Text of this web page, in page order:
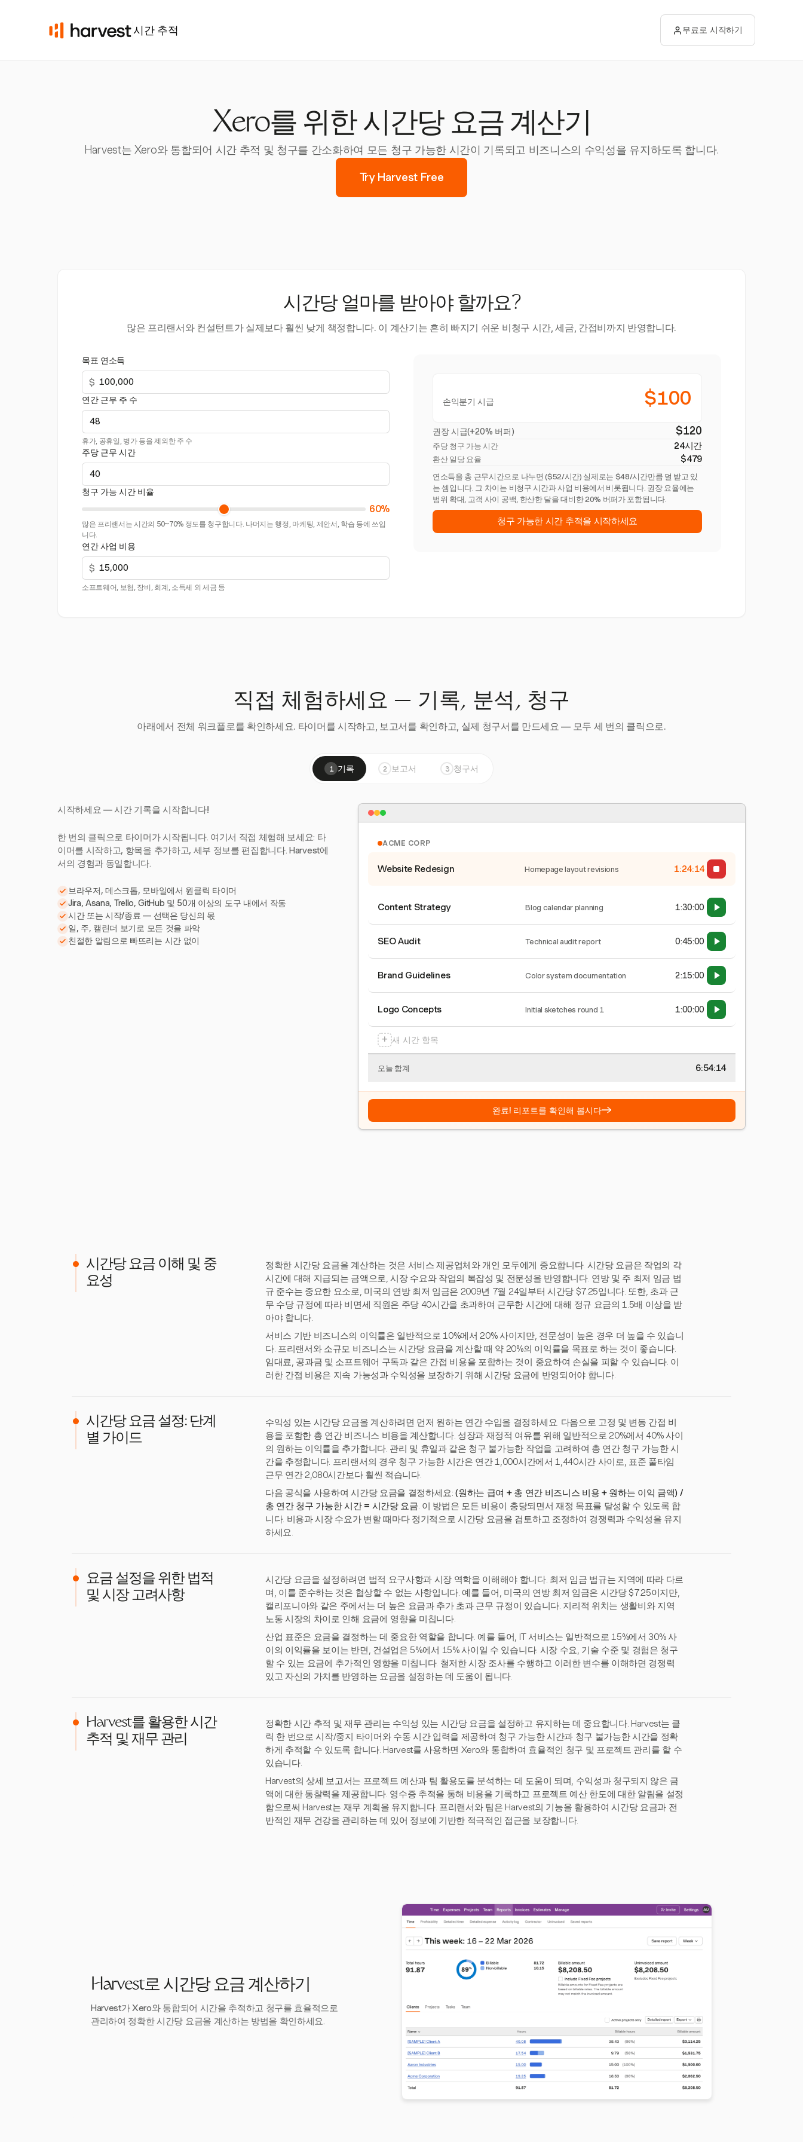
시간 추적 무료로 시작하기
Xero를 위한 시간당 요금 계산기
Harvest는 Xero와 통합되어 시간 추적 및 청구를 간소화하여 모든 청구 가능한 시간이 기록되고 비즈니스의 수익성을 유지하도록 합니다.
Try Harvest Free
시간당 얼마를 받아야 할까요?
많은 프리랜서와 컨설턴트가 실제보다 훨씬 낮게 책정합니다. 이 계산기는 흔히 빠지기 쉬운 비청구 시간, 세금, 간접비까지 반영합니다.
목표 연소득
$
연간 근무 주 수
휴가, 공휴일, 병가 등을 제외한 주 수
주당 근무 시간
청구 가능 시간 비율
60%
많은 프리랜서는 시간의 50~70% 정도를 청구합니다. 나머지는 행정, 마케팅, 제안서, 학습 등에 쓰입
니다.
연간 사업 비용
$
소프트웨어, 보험, 장비, 회계, 소득세 외 세금 등
손익분기 시급 $100
권장 시급(+20% 버퍼) $120
주당 청구 가능 시간 24시간
환산 일당 요율 $479
연소득을 총 근무시간으로 나누면 ($52/시간) 실제로는 $48/시간만큼 덜 받고 있
는 셈입니다. 그 차이는 비청구 시간과 사업 비용에서 비롯됩니다. 권장 요율에는
범위 확대, 고객 사이 공백, 한산한 달을 대비한 20% 버퍼가 포함됩니다.
청구 가능한 시간 추적을 시작하세요
직접 체험하세요 — 기록, 분석, 청구
아래에서 전체 워크플로를 확인하세요. 타이머를 시작하고, 보고서를 확인하고, 실제 청구서를 만드세요 — 모두 세 번의 클릭으로.
1 기록 2 보고서 3 청구서
시작하세요 — 시간 기록을 시작합니다!
한 번의 클릭으로 타이머가 시작됩니다. 여기서 직접 체험해 보세요: 타
이머를 시작하고, 항목을 추가하고, 세부 정보를 편집합니다. Harvest에
서의 경험과 동일합니다.
브라우저, 데스크톱, 모바일에서 원클릭 타이머
Jira, Asana, Trello, GitHub 및 50개 이상의 도구 내에서 작동
시간 또는 시작/종료 — 선택은 당신의 몫
일, 주, 캘린더 보기로 모든 것을 파악
친절한 알림으로 빠뜨리는 시간 없이
ACME CORP
Website Redesign Homepage layout revisions 1:24:15
Content Strategy Blog calendar planning 1:30:00
SEO Audit Technical audit report 0:45:00
Brand Guidelines Color system documentation 2:15:00
Logo Concepts Initial sketches round 1 1:00:00
+ 새 시간 항목
오늘 합계 6:54:15
완료! 리포트를 확인해 봅시다→
시간당 요금 이해 및 중
요성
정확한 시간당 요금을 계산하는 것은 서비스 제공업체와 개인 모두에게 중요합니다. 시간당 요금은 작업의 각
시간에 대해 지급되는 금액으로, 시장 수요와 작업의 복잡성 및 전문성을 반영합니다. 연방 및 주 최저 임금 법
규 준수는 중요한 요소로, 미국의 연방 최저 임금은 2009년 7월 24일부터 시간당 $7.25입니다. 또한, 초과 근
무 수당 규정에 따라 비면세 직원은 주당 40시간을 초과하여 근무한 시간에 대해 정규 요금의 1.5배 이상을 받
아야 합니다.
서비스 기반 비즈니스의 이익률은 일반적으로 10%에서 20% 사이지만, 전문성이 높은 경우 더 높을 수 있습니
다. 프리랜서와 소규모 비즈니스는 시간당 요금을 계산할 때 약 20%의 이익률을 목표로 하는 것이 좋습니다.
임대료, 공과금 및 소프트웨어 구독과 같은 간접 비용을 포함하는 것이 중요하여 손실을 피할 수 있습니다. 이
러한 간접 비용은 지속 가능성과 수익성을 보장하기 위해 시간당 요금에 반영되어야 합니다.
시간당 요금 설정: 단계
별 가이드
수익성 있는 시간당 요금을 계산하려면 먼저 원하는 연간 수입을 결정하세요. 다음으로 고정 및 변동 간접 비
용을 포함한 총 연간 비즈니스 비용을 계산합니다. 성장과 재정적 여유를 위해 일반적으로 20%에서 40% 사이
의 원하는 이익률을 추가합니다. 관리 및 휴일과 같은 청구 불가능한 작업을 고려하여 총 연간 청구 가능한 시
간을 추정합니다. 프리랜서의 경우 청구 가능한 시간은 연간 1,000시간에서 1,440시간 사이로, 표준 풀타임
근무 연간 2,080시간보다 훨씬 적습니다.
다음 공식을 사용하여 시간당 요금을 결정하세요:(원하는 급여 + 총 연간 비즈니스 비용 + 원하는 이익 금액) /
총 연간 청구 가능한 시간 = 시간당 요금. 이 방법은 모든 비용이 충당되면서 재정 목표를 달성할 수 있도록 합
니다. 비용과 시장 수요가 변할 때마다 정기적으로 시간당 요금을 검토하고 조정하여 경쟁력과 수익성을 유지
하세요.
요금 설정을 위한 법적
및 시장 고려사항
시간당 요금을 설정하려면 법적 요구사항과 시장 역학을 이해해야 합니다. 최저 임금 법규는 지역에 따라 다르
며, 이를 준수하는 것은 협상할 수 없는 사항입니다. 예를 들어, 미국의 연방 최저 임금은 시간당 $7.25이지만,
캘리포니아와 같은 주에서는 더 높은 요금과 추가 초과 근무 규정이 있습니다. 지리적 위치는 생활비와 지역
노동 시장의 차이로 인해 요금에 영향을 미칩니다.
산업 표준은 요금을 결정하는 데 중요한 역할을 합니다. 예를 들어, IT 서비스는 일반적으로 15%에서 30% 사
이의 이익률을 보이는 반면, 건설업은 5%에서 15% 사이일 수 있습니다. 시장 수요, 기술 수준 및 경험은 청구
할 수 있는 요금에 추가적인 영향을 미칩니다. 철저한 시장 조사를 수행하고 이러한 변수를 이해하면 경쟁력
있고 자신의 가치를 반영하는 요금을 설정하는 데 도움이 됩니다.
Harvest를 활용한 시간
추적 및 재무 관리
정확한 시간 추적 및 재무 관리는 수익성 있는 시간당 요금을 설정하고 유지하는 데 중요합니다. Harvest는 클
릭 한 번으로 시작/중지 타이머와 수동 시간 입력을 제공하여 청구 가능한 시간과 청구 불가능한 시간을 정확
하게 추적할 수 있도록 합니다. Harvest를 사용하면 Xero와 통합하여 효율적인 청구 및 프로젝트 관리를 할 수
있습니다.
Harvest의 상세 보고서는 프로젝트 예산과 팀 활용도를 분석하는 데 도움이 되며, 수익성과 청구되지 않은 금
액에 대한 통찰력을 제공합니다. 영수증 추적을 통해 비용을 기록하고 프로젝트 예산 한도에 대한 알림을 설정
함으로써 Harvest는 재무 계획을 유지합니다. 프리랜서와 팀은 Harvest의 기능을 활용하여 시간당 요금과 전
반적인 재무 건강을 관리하는 데 있어 정보에 기반한 적극적인 접근을 보장합니다.
Harvest로 시간당 요금 계산하기
Harvest가 Xero와 통합되어 시간을 추적하고 청구를 효율적으로
관리하여 정확한 시간당 요금을 계산하는 방법을 확인하세요.